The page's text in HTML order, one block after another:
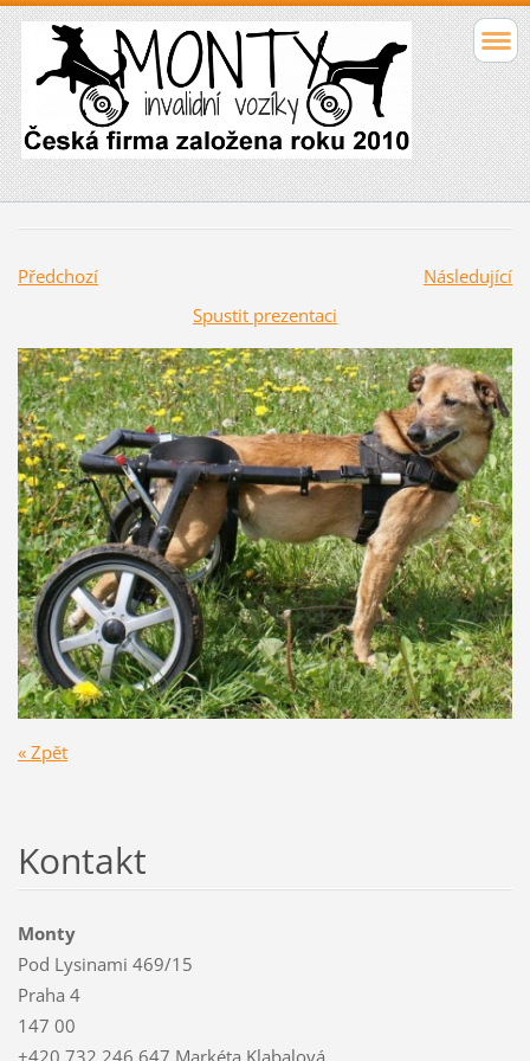
Předchozí
Následující
Spustit prezentaci
« Zpět
Kontakt
Monty
Pod Lysinami 469/15
Praha 4
147 00
+420 732 246 647 Markéta Klabalová